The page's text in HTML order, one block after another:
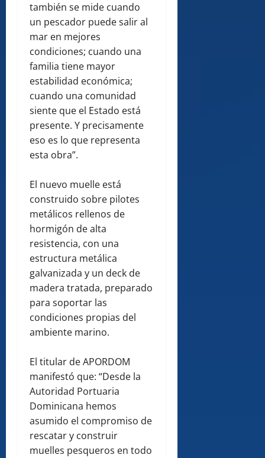
también se mide cuando
un pescador puede salir al
mar en mejores
condiciones; cuando una
familia tiene mayor
estabilidad económica;
cuando una comunidad
siente que el Estado está
presente. Y precisamente
eso es lo que representa
esta obra”.
El nuevo muelle está
construido sobre pilotes
metálicos rellenos de
hormigón de alta
resistencia, con una
estructura metálica
galvanizada y un deck de
madera tratada, preparado
para soportar las
condiciones propias del
ambiente marino.
El titular de APORDOM
manifestó que: “Desde la
Autoridad Portuaria
Dominicana hemos
asumido el compromiso de
rescatar y construir
muelles pesqueros en todo